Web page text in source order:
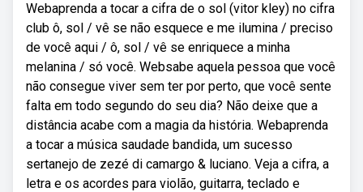
Webaprenda a tocar a cifra de o sol (vitor kley) no cifra
club ô, sol / vê se não esquece e me ilumina / preciso
de você aqui / ô, sol / vê se enriquece a minha
melanina / só você. Websabe aquela pessoa que você
não consegue viver sem ter por perto, que você sente
falta em todo segundo do seu dia? Não deixe que a
distância acabe com a magia da história. Webaprenda
a tocar a música saudade bandida, um sucesso
sertanejo de zezé di camargo & luciano. Veja a cifra, a
letra e os acordes para violão, guitarra, teclado e